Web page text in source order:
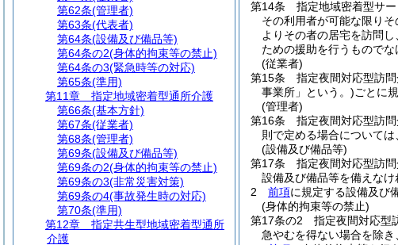
第14条
指定地域密着型サ
その利用者が可能な限り
よりその者の居宅を訪問
ための援助を行うものでな
(従業者)
第15条
指定夜間対応型訪
事業所」という。)ごとに
(管理者)
第16条
指定夜間対応型訪
則で定める場合については
(設備及び備品等)
第17条
指定夜間対応型訪
設備及び備品等を備えなけ
2
前項に規定する設備及び
(身体的拘束等の禁止)
第17条の2
指定夜間対応型
急やむを得ない場合を除き
第62条(管理者)
第63条(代表者)
第64条(設備及び備品等)
第64条の2(身体的拘束等の禁止)
第64条の3(緊急時等の対応)
第65条(準用)
第11章
指定地域密着型通所介護
第66条(基本方針)
第67条(従業者)
第68条(管理者)
第69条(設備及び備品等)
第69条の2(身体的拘束等の禁止)
第69条の3(非常災害対策)
第69条の4(事故発生時の対応)
第70条(準用)
第12章
指定共生型地域密着型通所
介護